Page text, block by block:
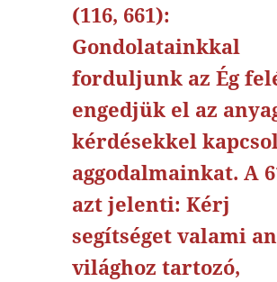
(116, 661):
Gondolatainkkal
forduljunk az Ég
engedjük el az
kérdésekkel
aggodalmainkat. A
azt jelenti: Kérj
segítséget valami
világhoz tartozó,